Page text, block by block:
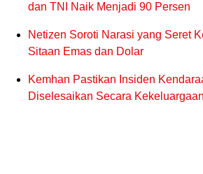
dan TNI Naik Menjadi 90 Persen
Netizen Soroti Narasi yang Seret
Sitaan Emas dan Dolar
Kemhan Pastikan Insiden
Diselesaikan Secara Kekeluargaan